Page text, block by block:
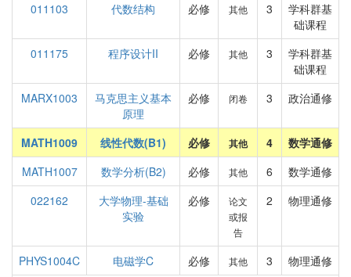
011103 代数结构 必修 其他 3
学科群基
础课程
011175
程序设计II 必修 其他 3
学科群基
础课程
MARX1003
马克思主义基本
原理
必修 闭卷 3 政治通修
MATH1009 线性代数(B1) 必修 其他 4
数学通修
MATH1007
数学分析(B2) 必修 其他 6
数学通修
022162
大学物理-基础
实验
必修
论文
或报
告
2 物理通修
PHYS1004C 电磁学C 必修 其他 3 物理通修